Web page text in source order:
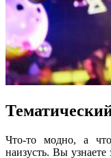
Что-то модно, а
наизусть. Вы